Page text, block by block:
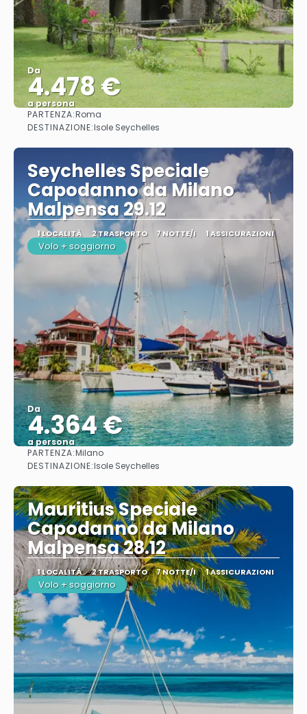
Da
4.478 €
a persona
Vedere
PARTENZA:Roma
DESTINAZIONE:Isole Seychelles
Seychelles Speciale
Capodanno da Milano
Malpensa 29.12
1 LOCALITÀ 2 TRASPORTO 7 NOTTE/I 1 ASSICURAZIONI
Volo + soggiorno
Da
4.364 €
a persona
Vedere
PARTENZA:Milano
DESTINAZIONE:Isole Seychelles
Mauritius Speciale
Capodanno da Milano
Malpensa 28.12
1 LOCALITÀ 2 TRASPORTO 7 NOTTE/I 1 ASSICURAZIONI
Volo + soggiorno